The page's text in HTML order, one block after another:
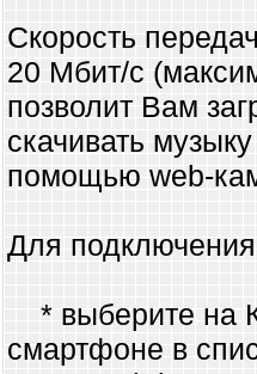
Скорость
20 Мбит/с
позволит Вам
скачивать
помощью web-
Для
* выберите на
смартфоне в